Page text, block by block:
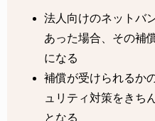
法人向けのネットバ
あった場合、その補
になる
補償が受けられるか
ュリティ対策をきち
となる